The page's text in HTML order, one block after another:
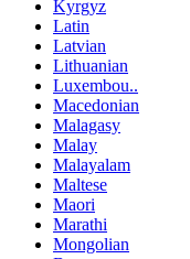
Kyrgyz
Latin
Latvian
Lithuanian
Luxembou..
Macedonian
Malagasy
Malay
Malayalam
Maltese
Maori
Marathi
Mongolian